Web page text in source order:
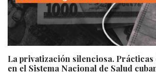
La privatización silenciosa.
en el Sistema Nacional de Salud